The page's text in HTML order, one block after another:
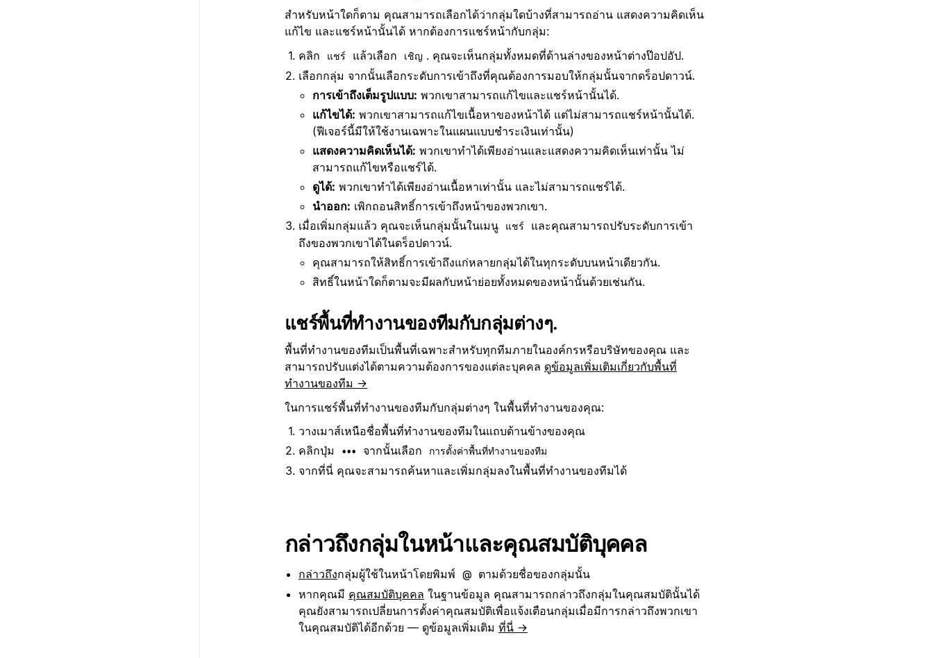
สำหรับหน้าใดก็ตาม คุณสามารถเลือกได้ว่ากลุ่มใดบ้างที่สามารถอ่าน แสดงความคิดเห็น
แก้ไข และแชร์หน้านั้นได้ หากต้องการแชร์หน้ากับกลุ่ม:
คลิก
แชร์ แล้วเลือก เชิญ . คุณจะเห็นกลุ่มทั้งหมดที่ด้านล่างของหน้าต่างป๊อปอัป.
เลือกกลุ่ม จากนั้นเลือกระดับการเข้าถึงที่คุณต้องการมอบให้กลุ่มนั้นจากดร็อปดาวน์.
การเข้าถึงเต็มรูปแบบ: พวกเขาสามารถแก้ไขและแชร์หน้านั้นได้.
แก้ไขได้: พวกเขาสามารถแก้ไขเนื้อหาของหน้าได้ แต่ไม่สามารถแชร์หน้านั้นได้.
(ฟีเจอร์นี้มีให้ใช้งานเฉพาะในแผนแบบชำระเงินเท่านั้น)
แสดงความคิดเห็นได้: พวกเขาทำได้เพียงอ่านและแสดงความคิดเห็นเท่านั้น ไม่
สามารถแก้ไขหรือแชร์ได้.
ดูได้: พวกเขาทำได้เพียงอ่านเนื้อหาเท่านั้น และไม่สามารถแชร์ได้.
นำออก: เพิกถอนสิทธิ์การเข้าถึงหน้าของพวกเขา.
เมื่อเพิ่มกลุ่มแล้ว คุณจะเห็นกลุ่มนั้นในเมนู
แชร์
และคุณสามารถปรับระดับการเข้า
ถึงของพวกเขาได้ในดร็อปดาวน์.
คุณสามารถให้สิทธิ์การเข้าถึงแก่หลายกลุ่มได้ในทุกระดับบนหน้าเดียวกัน.
สิทธิ์ในหน้าใดก็ตามจะมีผลกับหน้าย่อยทั้งหมดของหน้านั้นด้วยเช่นกัน.
แชร์พื้นที่ทำงานของทีมกับกลุ่มต่างๆ.
พื้นที่ทำงานของทีมเป็นพื้นที่เฉพาะสำหรับทุกทีมภายในองค์กรหรือบริษัทของคุณ และ
สามารถปรับแต่งได้ตามความต้องการของแต่ละบุคคล ดูข้อมูลเพิ่มเติมเกี่ยวกับพื้นที่
ทำงานของทีม →
ในการแชร์พื้นที่ทำงานของทีมกับกลุ่มต่างๆ ในพื้นที่ทำงานของคุณ:
วางเมาส์เหนือชื่อพื้นที่ทำงานของทีมในแถบด้านข้างของคุณ
คลิกปุ่ม
••• จากนั้นเลือก การตั้งค่าพื้นที่ทำงานของทีม
จากที่นี่ คุณจะสามารถค้นหาและเพิ่มกลุ่มลงในพื้นที่ทำงานของทีมได้
กล่าวถึงกลุ่มในหน้าและคุณสมบัติบุคคล
กล่าวถึงกลุ่มผู้ใช้ในหน้าโดยพิมพ์ @
ตามด้วยชื่อของกลุ่มนั้น
หากคุณมี คุณสมบัติบุคคล ในฐานข้อมูล คุณสามารถกล่าวถึงกลุ่มในคุณสมบัตินั้นได้
คุณยังสามารถเปลี่ยนการตั้งค่าคุณสมบัติเพื่อแจ้งเตือนกลุ่มเมื่อมีการกล่าวถึงพวกเขา
ในคุณสมบัติได้อีกด้วย — ดูข้อมูลเพิ่มเติม ที่นี่ →